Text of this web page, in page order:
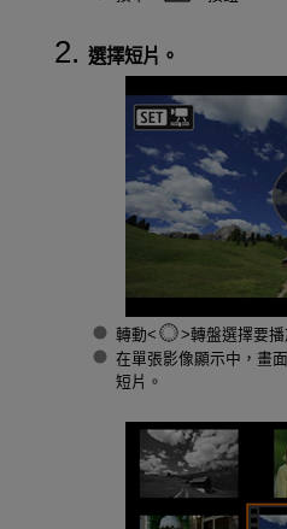
選擇短片。
轉動
轉盤選擇要播
在單張影像顯示中，畫
短片。